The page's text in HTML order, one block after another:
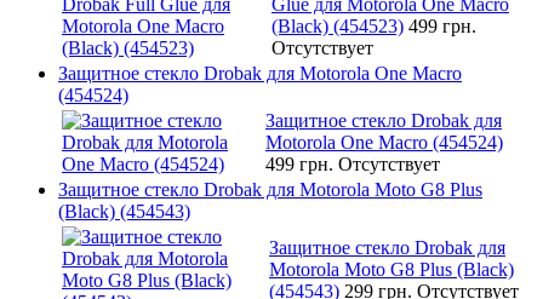
(Black) (454523) 499 грн.
Отсутствует
Защитное стекло Drobak для Motorola One Macro
(454524)
Защитное стекло Drobak для
Motorola One Macro (454524)
499 грн. Отсутствует
Защитное стекло Drobak для Motorolа Moto G8 Plus
(Black) (454543)
Защитное стекло Drobak для
Motorolа Moto G8 Plus (Black)
(454543) 299 грн. Отсутствует